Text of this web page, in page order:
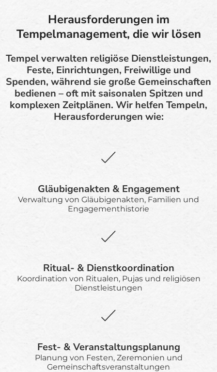
Herausforderungen im
Tempelmanagement, die wir lösen
Tempel verwalten religiöse Dienstleistungen,
Feste, Einrichtungen, Freiwillige und
Spenden, während sie große Gemeinschaften
bedienen – oft mit saisonalen Spitzen und
komplexen Zeitplänen. Wir helfen Tempeln,
Herausforderungen wie:
Gläubigenakten & Engagement
Verwaltung von Gläubigenakten, Familien und
Engagementhistorie
Ritual- & Dienstkoordination
Koordination von Ritualen, Pujas und religiösen
Dienstleistungen
Fest- & Veranstaltungsplanung
Planung von Festen, Zeremonien und
Gemeinschaftsveranstaltungen